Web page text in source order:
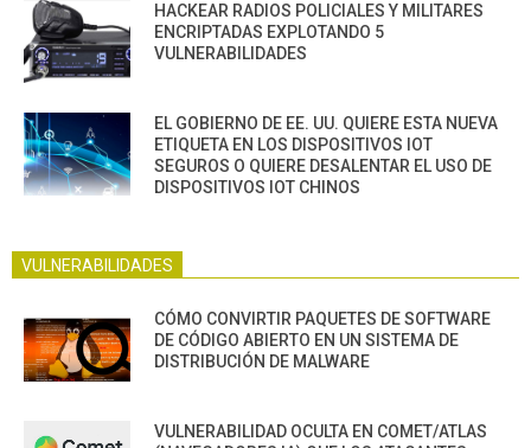
HACKEAR RADIOS POLICIALES Y MILITARES
ENCRIPTADAS EXPLOTANDO 5
VULNERABILIDADES
EL GOBIERNO DE EE. UU. QUIERE ESTA NUEVA
ETIQUETA EN LOS DISPOSITIVOS IOT
SEGUROS O QUIERE DESALENTAR EL USO DE
DISPOSITIVOS IOT CHINOS
VULNERABILIDADES
CÓMO CONVIRTIR PAQUETES DE SOFTWARE
DE CÓDIGO ABIERTO EN UN SISTEMA DE
DISTRIBUCIÓN DE MALWARE
VULNERABILIDAD OCULTA EN COMET/ATLAS